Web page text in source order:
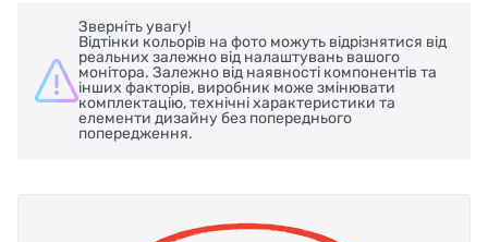
Зверніть увагу!
Відтінки кольорів на фото можуть відрізнятися від
реальних залежно від налаштувань вашого
монітора. Залежно від наявності компонентів та
інших факторів, виробник може змінювати
комплектацію, технічні характеристики та
елементи дизайну без попереднього
попередження.